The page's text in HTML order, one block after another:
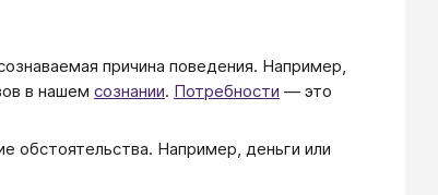
причина поведения. Например,
в нашем сознании. Потребности ― это
Например, деньги или